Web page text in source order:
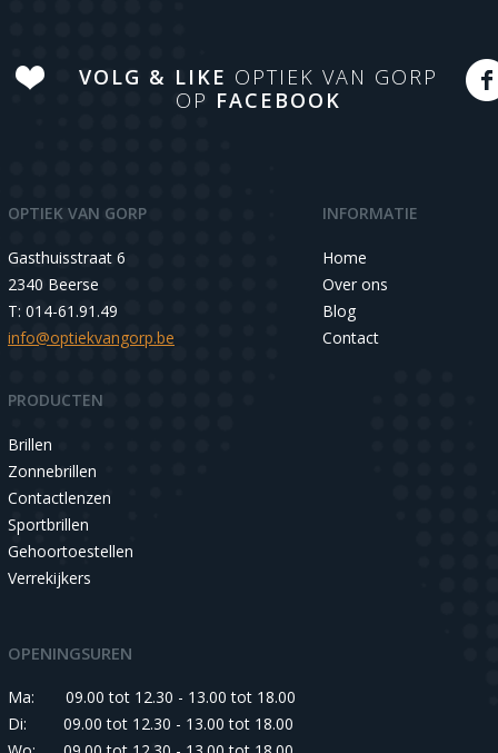
VOLG & LIKE OPTIEK VAN GORP
OP FACEBOOK
OPTIEK VAN GORP
Gasthuisstraat 6
2340 Beerse
T: 014-61.91.49
info@optiekvangorp.be
INFORMATIE
Home
Over ons
Blog
Contact
PRODUCTEN
Brillen
Zonnebrillen
Contactlenzen
Sportbrillen
Gehoortoestellen
Verrekijkers
OPENINGSUREN
Ma:
09.00 tot 12.30 - 13.00 tot 18.00
Di:
09.00 tot 12.30 - 13.00 tot 18.00